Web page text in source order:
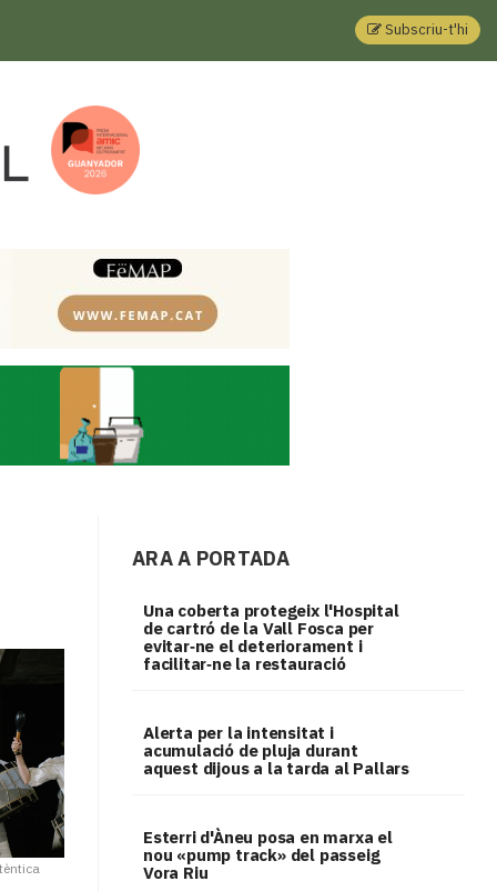
Subscriu-t'hi
ARA A PORTADA
Una coberta protegeix l'Hospital
de cartró de la Vall Fosca per
evitar‑ne el deteriorament i
facilitar‑ne la restauració
Alerta per la intensitat i
acumulació de pluja durant
aquest dijous a la tarda al Pallars
Esterri d'Àneu posa en marxa el
nou «pump track» del passeig
Vora Riu